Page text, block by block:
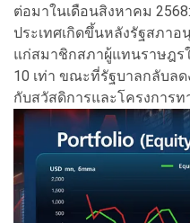
ต่อมาในเดือนสิงหาคม
ประเทศเกิดขึ้นหลังรัฐสภา
แก่สมาชิกสภาผู้แทนราษฎร
10 เท่า ขณะที่รัฐบาลกลับล
กับสวัสดิการและโครงการท